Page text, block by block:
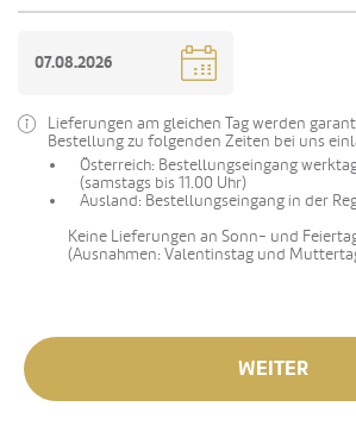
Lieferungen am gleichen Tag werden
Bestellung zu folgenden Zeiten bei uns
Österreich: Bestellungseingang
(samstags bis 11.00 Uhr)
Ausland: Bestellungseingang in der
Keine Lieferungen an Sonn- und
(Ausnahmen: Valentinstag und
WEITER